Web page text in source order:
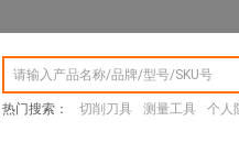
热门搜索： 切削刀具 测量工具 个人